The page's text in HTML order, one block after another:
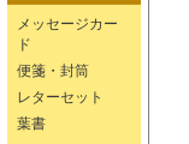
メッセージカー
ド
便箋・封筒
レターセット
葉書